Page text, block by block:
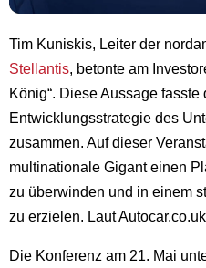
Tim Kuniskis, Leiter der
Stellantis, betonte am
König“. Diese Aussage fasste
Entwicklungsstrategie des
zusammen. Auf dieser
multinationale Gigant einen
zu überwinden und in einem
zu erzielen. Laut
Die Konferenz am 21. Mai